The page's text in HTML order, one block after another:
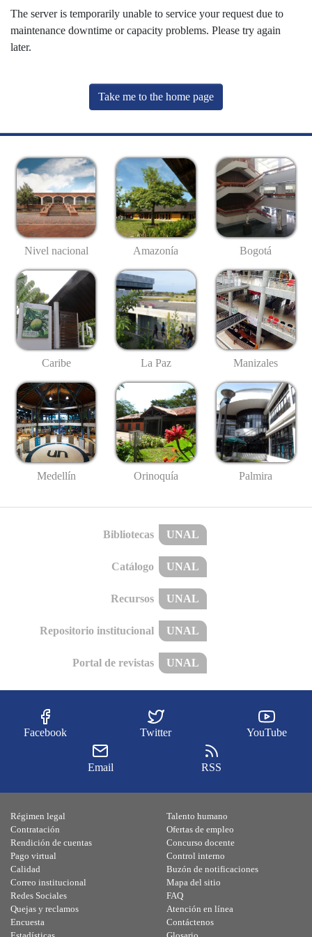
The server is temporarily unable to service your request due to
maintenance downtime or capacity problems. Please try again
later.
Take me to the home page
Nivel nacional Amazonía Bogotá
Caribe La Paz Manizales
Medellín Orinoquía Palmira
Bibliotecas UNAL
Catálogo UNAL
Recursos UNAL
Repositorio institucional UNAL
Portal de revistas UNAL
Facebook Twitter YouTube
Email RSS
Régimen legal
Contratación
Rendición de cuentas
Pago virtual
Calidad
Talento humano
Ofertas de empleo
Concurso docente
Control interno
Buzón de notificaciones
Correo institucional
Redes Sociales
Quejas y reclamos
Encuesta
Mapa del sitio
FAQ
Atención en línea
Contáctenos